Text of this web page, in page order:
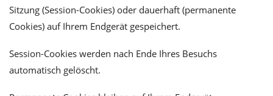
Sitzung (Session-Cookies) oder dauerhaft (permanente
Cookies) auf Ihrem Endgerät gespeichert.
Session-Cookies werden nach Ende Ihres Besuchs
automatisch gelöscht.